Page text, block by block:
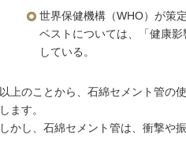
世界保健機構（WHO）が策
ベストについては、「健康
している。
以上のことから、石綿セメント管の
します。
しかし、石綿セメント管は、衝撃や